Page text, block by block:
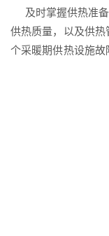
及时掌握供热准备
供热质量，以及供
个采暖期供热设施